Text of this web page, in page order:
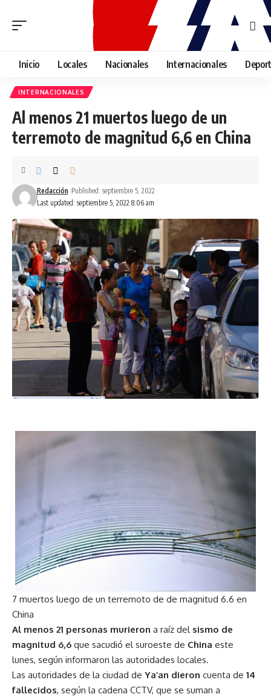
Inicio Locales Nacionales Internacionales
INTERNACIONALES
Al menos 21 muertos luego de un
terremoto de magnitud 6,6 en China
Last updated: septiembre 5, 2022 8:06 am
Redacción Published: septiembre 5, 2022
7 muertos luego de un terremoto de de magnitud 6.6 en
China
Al menos 21 personas murieron a raíz del sismo de
magnitud 6,6 que sacudió el suroeste de China este
lunes, según informaron las autoridades locales.
Las autoridades de la ciudad de Ya’an dieron cuenta de 14
fallecidos, según la cadena CCTV, que se suman a